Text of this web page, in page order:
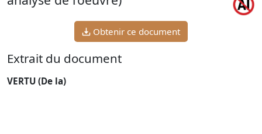
Obtenir ce document
Extrait du document
VERTU (De la)